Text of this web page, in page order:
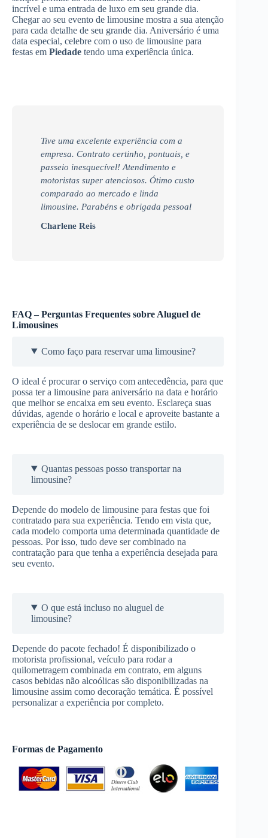
incrível e uma entrada de luxo em seu grande dia.
Chegar ao seu evento de limousine mostra a sua atenção
para cada detalhe de seu grande dia. Aniversário é uma
data especial, celebre com o uso de limousine para
festas em Piedade tendo uma experiência única.
Tive uma excelente experiência com a
empresa. Contrato certinho, pontuais, e
passeio inesquecível! Atendimento e
motoristas super atenciosos. Ótimo custo
comparado ao mercado e linda
limousine. Parabéns e obrigada pessoal
Charlene Reis
FAQ – Perguntas Frequentes sobre Aluguel de
Limousines
Como faço para reservar uma limousine?
O ideal é procurar o serviço com antecedência, para que
possa ter a limousine para aniversário na data e horário
que melhor se encaixa em seu evento. Esclareça suas
dúvidas, agende o horário e local e aproveite bastante a
experiência de se deslocar em grande estilo.
Quantas pessoas posso transportar na
limousine?
Depende do modelo de limousine para festas que foi
contratado para sua experiência. Tendo em vista que,
cada modelo comporta uma determinada quantidade de
pessoas. Por isso, tudo deve ser combinado na
contratação para que tenha a experiência desejada para
seu evento.
O que está incluso no aluguel de
limousine?
Depende do pacote fechado! É disponibilizado o
motorista profissional, veículo para rodar a
quilometragem combinada em contrato, em alguns
casos bebidas não alcoólicas são disponibilizadas na
limousine assim como decoração temática. É possível
personalizar a experiência por completo.
Formas de Pagamento